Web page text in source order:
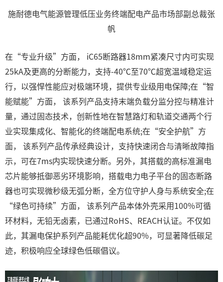
施耐德电气能源管理低压业务终端配电产品市场部副总裁张
帆
在“专业升级”方面， iC65断路器18mm紧凑尺寸内可实现
25kA及更高的分断能力，支持-40℃至70℃超宽温域稳定运
行，以强悍性能应对极端环境，提供专业级用电保障;在“智
能赋能”方面， 该系列产品支持末端负载分监分控与精准计
量，通过固态技术，创新性地在智慧路灯和轨道交通两个行
业实现集成化、智能化的终端配电系统;在“安全护航”方
面， 该系列产品传承经典设计，支持快速闭合与清晰故障指
示，可在7ms内实现快速分断。另外，其搭载的高标准漏电
芯片能够抵御恶劣环境影响，搭载电力电子平台的固态断路
器也可实现微秒级无弧分断，全方位守护人身与系统安全;在
“绿色可持续”方面， 该系列产品本体外壳采用100%可循
环材料，无铅无卤素，已通过RoHS、REACH认证。不仅如
此，其漏电保护系列产品能耗优化超90%，可显著降低碳足
迹，积极响应全球绿色低碳倡议。